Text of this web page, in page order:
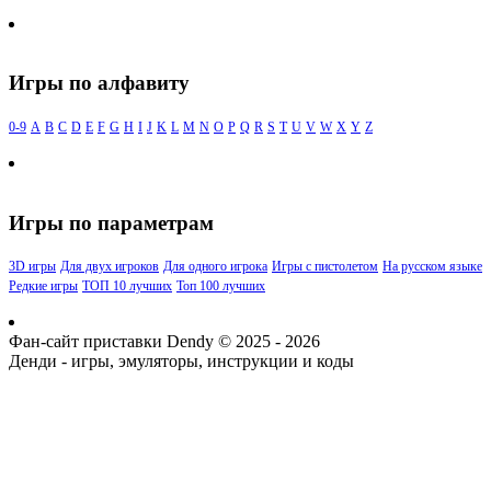
Игры по алфавиту
0-9 A B C D E F G H I J K L M N O P Q R S T U V W X Y Z
Игры по параметрам
3D игры Для двух игроков Для одного игрока Игры с пистолетом На русском языке
Редкие игры ТОП 10 лучших Топ 100 лучших
Фан-сайт приставки Dendy © 2025 - 2026
Денди - игры, эмуляторы, инструкции и коды